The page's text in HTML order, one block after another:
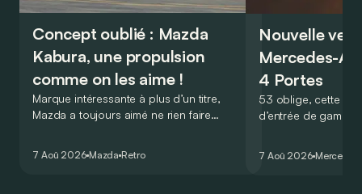
Concept oublié : Mazda
Kabura, une propulsion
comme on les aime !
Marque intéressante à plus d’un titre,
Mazda a toujours aimé ne rien faire
de la plus belle des manières…
7 Aoû 2026 Mazda Retro
Nouvelle
Mercedes-
4 Portes
53 oblige, cette
d’entrée de
moins…
7 Aoû 2026 Mercedes